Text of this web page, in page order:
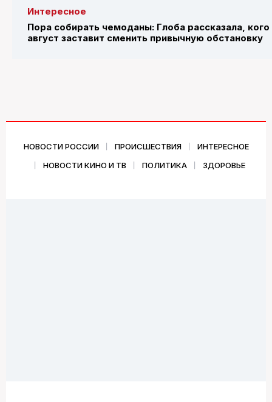
Интересное
Пора собирать чемоданы: Глоба рассказала, кого
август заставит сменить привычную обстановку
НОВОСТИ РОССИИ ПРОИСШЕСТВИЯ
ИНТЕРЕСНОЕ
НОВОСТИ КИНО И ТВ
ПОЛИТИКА ЗДОРОВЬЕ